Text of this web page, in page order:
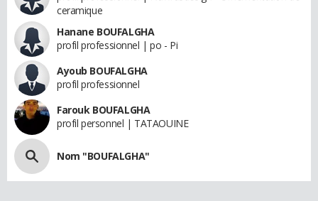
ceramique
Hanane BOUFALGHA
profil professionnel | po - Pi
Ayoub BOUFALGHA
profil professionnel
Farouk BOUFALGHA
profil personnel | TATAOUINE
Nom "BOUFALGHA"